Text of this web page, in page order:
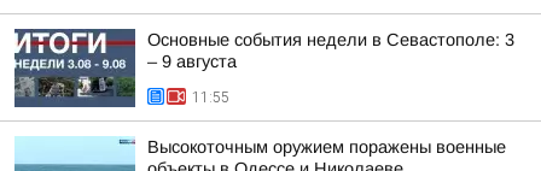
Основные события недели в Севастополе: 3
– 9 августа
11:55
Высокоточным оружием поражены военные